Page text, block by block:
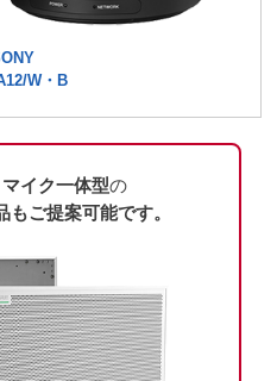
W・B
イク一体型の
ご提案可能です。